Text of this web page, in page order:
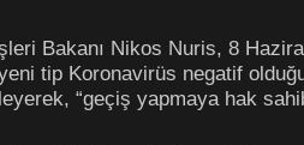
Bakanı Nikos Nuris, 8
tip Koronavirüs negatif
“geçiş yapmaya hak